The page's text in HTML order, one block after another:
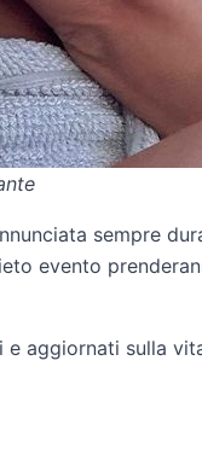
sempre
evento
e aggiornati sulla